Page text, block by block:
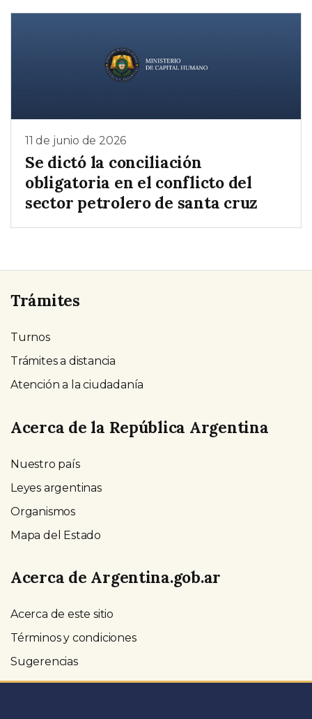
11 de junio de 2026
Se dictó la conciliación
obligatoria en el conflicto del
sector petrolero de santa cruz
Trámites
Turnos
Trámites a distancia
Atención a la ciudadanía
Acerca de la República Argentina
Nuestro país
Leyes argentinas
Organismos
Mapa del Estado
Acerca de Argentina.gob.ar
Acerca de este sitio
Términos y condiciones
Sugerencias